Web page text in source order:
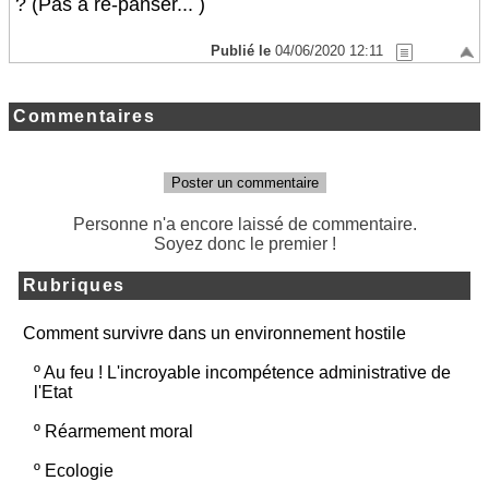
? (Pas à re-panser... )
Publié le 04/06/2020 12:11
Commentaires
Poster un commentaire
Personne n'a encore laissé de commentaire.
Soyez donc le premier !
Rubriques
Comment survivre dans un environnement hostile
ºAu feu ! L'incroyable incompétence administrative de
l'Etat
º Réarmement moral
º Ecologie